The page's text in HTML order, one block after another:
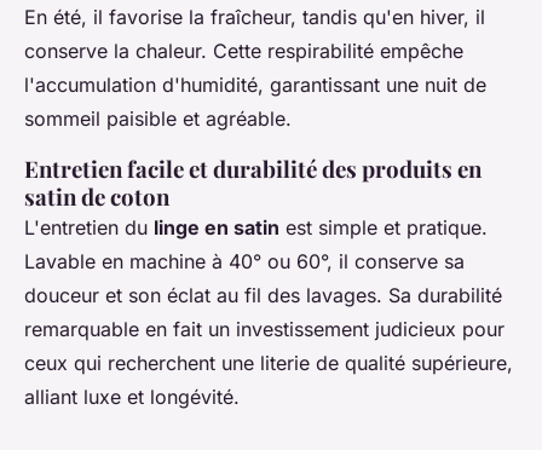
En été, il favorise la fraîcheur, tandis qu'en hiver, il
conserve la chaleur. Cette respirabilité empêche
l'accumulation d'humidité, garantissant une nuit de
sommeil paisible et agréable.
Entretien facile et durabilité des produits en
satin de coton
L'entretien du linge en satin est simple et pratique.
Lavable en machine à 40° ou 60°, il conserve sa
douceur et son éclat au fil des lavages. Sa durabilité
remarquable en fait un investissement judicieux pour
ceux qui recherchent une literie de qualité supérieure,
alliant luxe et longévité.